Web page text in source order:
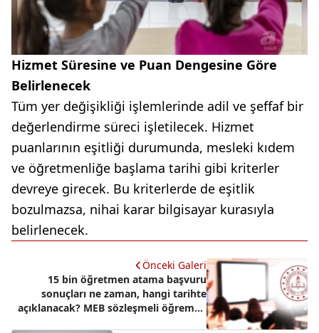
Hizmet Süresine ve Puan Dengesine Göre
Belirlenecek
Tüm yer değişikliği işlemlerinde adil ve şeffaf bir
değerlendirme süreci işletilecek. Hizmet
puanlarının eşitliği durumunda, mesleki kıdem
ve öğretmenliğe başlama tarihi gibi kriterler
devreye girecek. Bu kriterlerde de eşitlik
bozulmazsa, nihai karar bilgisayar kurasıyla
belirlenecek.
Önceki Galeri
15 bin öğretmen atama başvuru
sonuçları ne zaman, hangi tarihte
açıklanacak? MEB sözleşmeli öğremen